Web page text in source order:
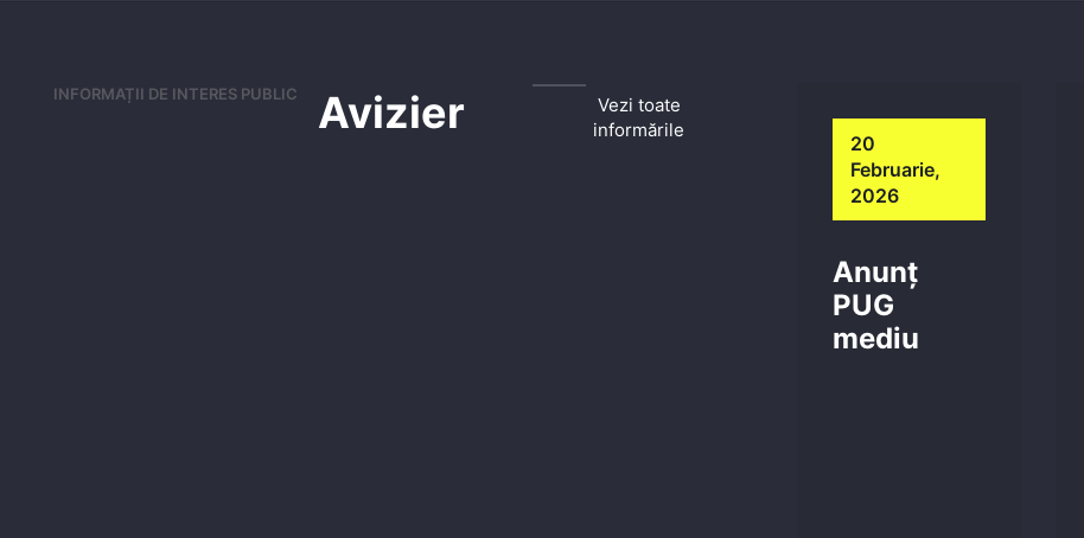
Prahova
INFORMAȚII DE INTERES PUBLIC Avizier
Vezi toate
informările
20
Februarie,
2026
Anunț
PUG
mediu